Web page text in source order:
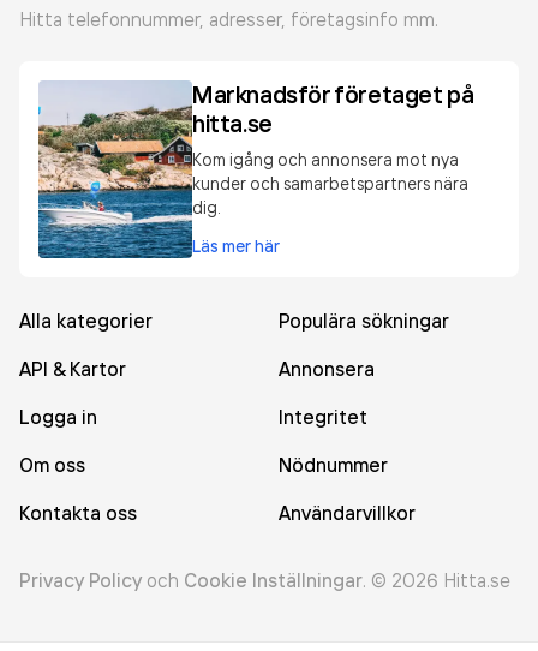
Hitta telefonnummer, adresser, företagsinfo mm.
Marknadsför företaget på
hitta.se
Kom igång och annonsera mot nya
kunder och samarbetspartners nära
dig.
Läs mer här
Alla kategorier
Populära sökningar
API & Kartor
Annonsera
Logga in
Integritet
Om oss
Nödnummer
Kontakta oss
Användarvillkor
Privacy Policy och Cookie Inställningar. © 2026 Hitta.se